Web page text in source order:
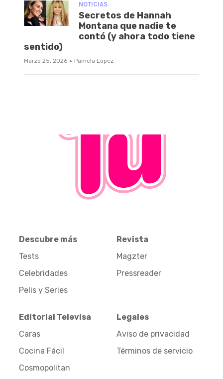
NOTICIAS
Secretos de Hannah
Montana que nadie te
contó (y ahora todo tiene
sentido)
Marzo 25, 2026 · Pamela López
Descubre más
Tests
Celebridades
Pelis y Series
Revista
Magzter
Pressreader
Editorial Televisa
Caras
Cocina Fácil
Cosmopolitan
Legales
Aviso de privacidad
Términos de servicio